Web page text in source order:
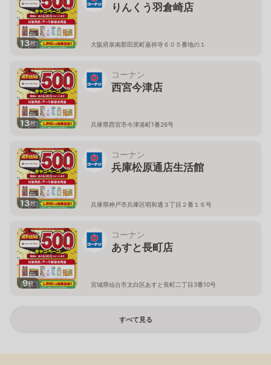
13枚
りんくう羽倉崎店
大阪府泉南郡田尻町嘉祥寺６０５番地の１
13枚
コーナン
西宮今津店
兵庫県西宮市今津港町1番26号
13枚
コーナン
兵庫松原通店生活館
兵庫県神戸市兵庫区明和通３丁目２番１６号
9枚
コーナン
あすと長町店
宮城県仙台市太白区あすと長町二丁目3番10号
すべて見る